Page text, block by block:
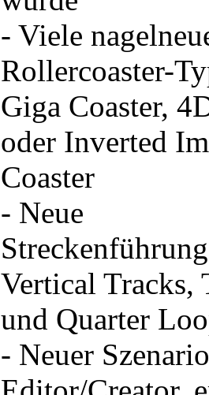
- Viele
Rollercoaster-
Giga Coaster,
oder Inverted
Coaster
- Neue
Vertical Tracks,
und Quarter
- Neuer Szenario